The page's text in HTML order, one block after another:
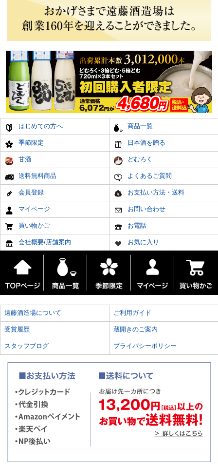
はじめての方へ 商品一覧
季節限定 日本酒を贈る
甘酒 どむろく
送料無料商品 よくあるご質問
会員登録 お支払い方法・送料
マイページ お問い合わせ
買い物かご お電話
会社概要/店舗案内 お気に入り
遠藤酒造場について ご利用ガイド
受賞履歴 蔵開きのご案内
スタッフブログ プライバシーポリシー